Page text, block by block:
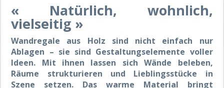
« Natürlich, wohnlich,
vielseitig »
Wandregale aus Holz sind nicht einfach nur
Ablagen – sie sind Gestaltungselemente voller
Ideen. Mit ihnen lassen sich Wände beleben,
Räume strukturieren und Lieblingsstücke in
Szene setzen. Das warme Material bringt